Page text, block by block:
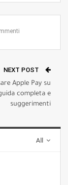
NEXT POST
Apple Pay su
completa e
suggerimenti
All